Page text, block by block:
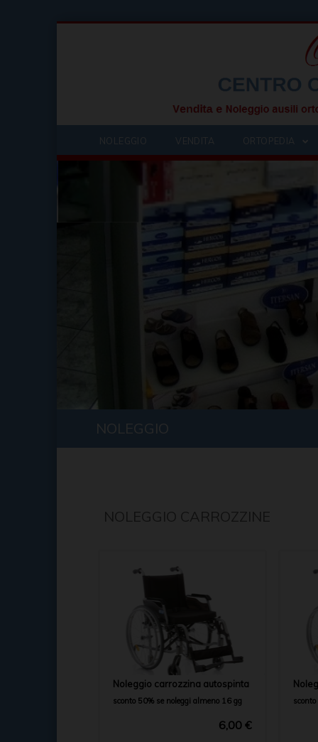
NOLEGGIO VENDITA ORTOPEDIA
NOLEGGIO
NOLEGGIO CARROZZINE
Noleggio carrozzina autospinta
sconto 50% se noleggi almeno 16 gg
6,00 €